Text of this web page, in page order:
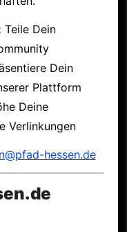
Teile Dein
Dein
Plattform
Deine
Verlinkungen
hessen.de